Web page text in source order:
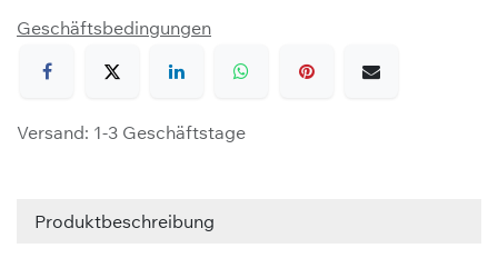
Geschäftsbedingungen
Versand: 1-3 Geschäftstage
Produktbeschreibung